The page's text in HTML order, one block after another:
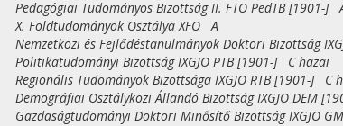
Pedagógiai Tudományos Bizottság II. FTO PedTB [1901-]
X. Földtudományok Osztálya XFO A
Nemzetközi és Fejlődéstanulmányok Doktori Bizottság
Politikatudományi Bizottság IXGJO PTB [1901-] C hazai
Regionális Tudományok Bizottsága IXGJO RTB [1901-] C
Demográfiai Osztályközi Állandó Bizottság IXGJO DEM
Gazdaságtudományi Doktori Minősítő Bizottság IXGJO